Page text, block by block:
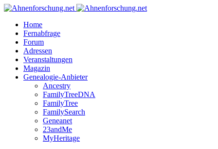
Home
Fernabfrage
Forum
Adressen
Veranstaltungen
Magazin
Genealogie-Anbieter
Ancestry
FamilyTreeDNA
FamilyTree
FamilySearch
Geneanet
23andMe
MyHeritage